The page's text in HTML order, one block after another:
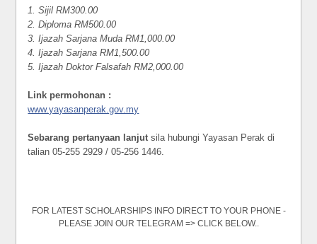
1. Sijil RM300.00
2. Diploma RM500.00
3. Ijazah Sarjana Muda RM1,000.00
4. Ijazah Sarjana RM1,500.00
5. Ijazah Doktor Falsafah RM2,000.00
Link permohonan :
www.yayasanperak.gov.my
Sebarang pertanyaan lanjutsila hubungi Yayasan Perak di
talian 05-255 2929 / 05-256 1446.
FOR LATEST SCHOLARSHIPS INFO DIRECT TO YOUR PHONE -
PLEASE JOIN OUR TELEGRAM => CLICK BELOW..